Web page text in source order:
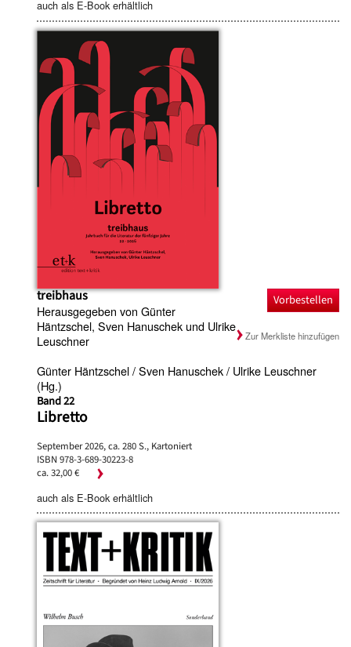
auch als E-Book erhältlich
Vorbestellen
Zur Merkliste hinzufügen
treibhaus
Herausgegeben von Günter
Häntzschel, Sven Hanuschek und Ulrike
Leuschner
Günter Häntzschel / Sven Hanuschek / Ulrike Leuschner
(Hg.)
Band 22
Libretto
September 2026, ca. 280 S., Kartoniert
ISBN 978-3-689-30223-8
ca. 32,00 €
auch als E-Book erhältlich